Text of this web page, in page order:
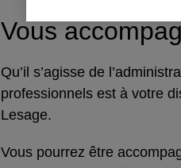
Vous
Qu’il s’agisse de
professionnels est à votre
Lesage.
Vous pourrez être